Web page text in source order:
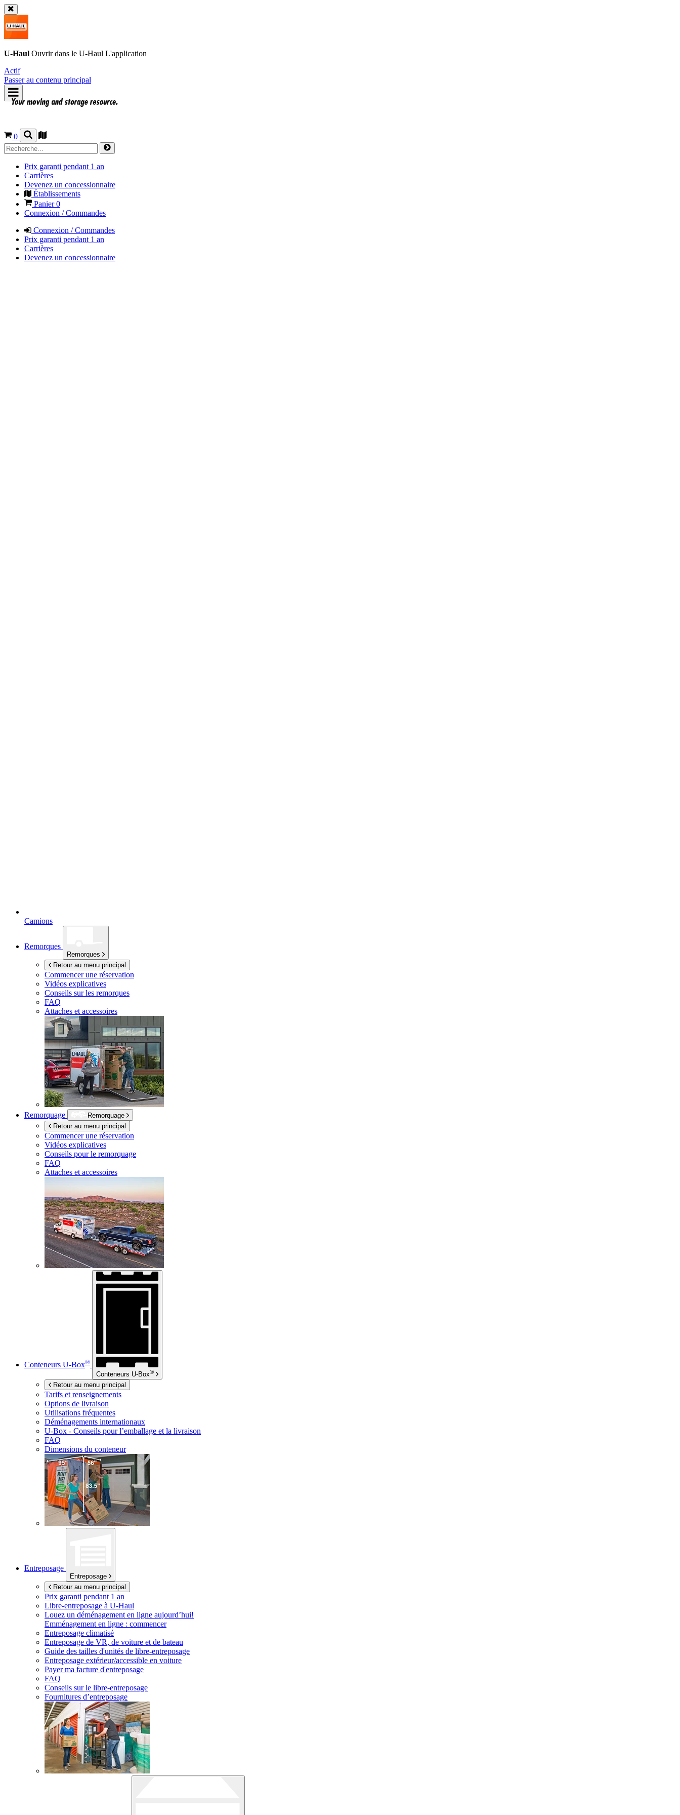
U-Haul Ouvrir dans le U-Haul L'application
Actif
Passer au contenu principal
0
Prix garanti pendant 1 an
Carrières
Devenez un concessionnaire
Établissements
Panier0
Connexion / Commandes
Connexion / Commandes
Prix garanti pendant 1 an
Carrières
Devenez un concessionnaire
Camions
Remorques
Remorques
Retour au menu principal
Commencer une réservation
Vidéos explicatives
Conseils sur les remorques
FAQ
Attaches et accessoires
Remorquage
Remorquage
Retour au menu principal
Commencer une réservation
Vidéos explicatives
Conseils pour le remorquage
FAQ
Attaches et accessoires
Conteneurs U-Box®
Conteneurs U-Box®
Retour au menu principal
Tarifs et renseignements
Options de livraison
Utilisations fréquentes
Déménagements internationaux
U-Box - Conseils pour l’emballage et la livraison
FAQ
Dimensions du conteneur
Entreposage
Entreposage
Retour au menu principal
Prix garanti pendant 1 an
Libre-entreposage à U-Haul
Louez un déménagement en ligne aujourd’hui!
Emménagement en ligne : commencer
Entreposage climatisé
Entreposage de VR, de voiture et de bateau
Guide des tailles d'unités de libre-entreposage
Entreposage extérieur/accessible en voiture
Payer ma facture d'entreposage
FAQ
Conseils sur le libre-entreposage
Fournitures d’entreposage